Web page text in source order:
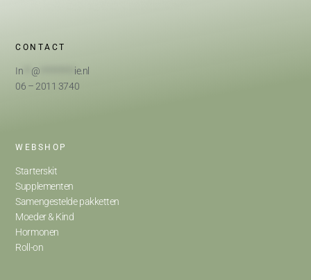
CONTACT
In @
ie.nl
06 – 2011 3740
WEBSHOP
Starterskit
Supplementen
Samengestelde pakketten
Moeder & Kind
Hormonen
Roll-on